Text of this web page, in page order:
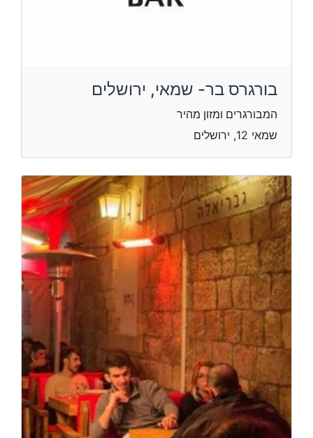
בורגרס בר- שמאי, ירושלים
המבורגרים ומזון מהיר
שמאי 12, ירושלים